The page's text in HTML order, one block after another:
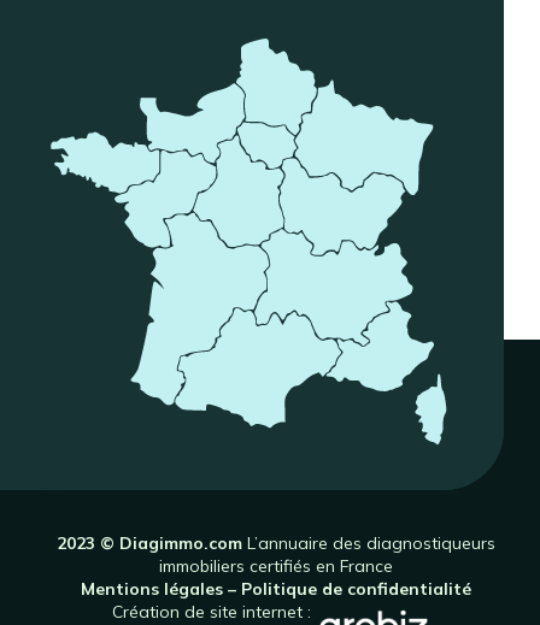
2023 © Diagimmo.com L’annuaire des diagnostiqueurs
immobiliers certifiés en France
Mentions légales – Politique de confidentialité
Création de site internet :